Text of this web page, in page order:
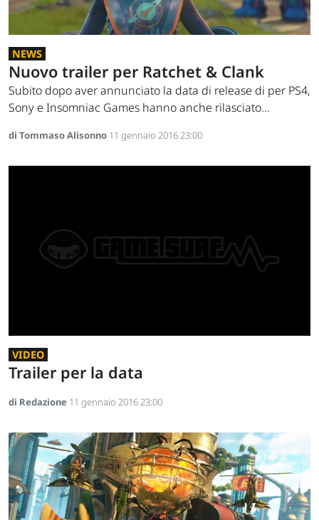
NEWS
Nuovo trailer per Ratchet & Clank
Subito dopo aver annunciato la data di release di per PS4,
Sony e Insomniac Games hanno anche rilasciato...
di Tommaso Alisonno 11 gennaio 2016 23:00
VIDEO
Trailer per la data
di Redazione 11 gennaio 2016 23:00